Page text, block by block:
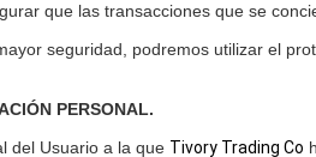
que las transacciones que se
seguridad, podremos utilizar el
PERSONAL.
del Usuario a la que Tivory Trading Co